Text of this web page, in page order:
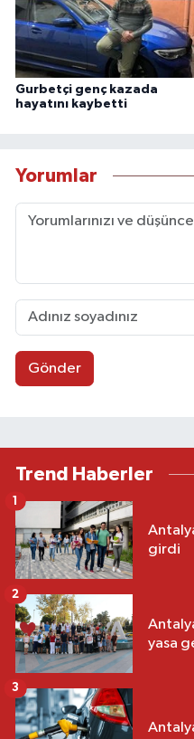
Gurbetçi genç kazada
hayatını kaybetti
Yorumlar
Gönder
Trend Haberler
girdi
1
yasa
2
3